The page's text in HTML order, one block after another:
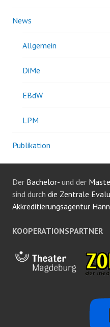
News
Allgemein
DiMe
EBdW
LPM
Publikation
Der Bachelor- und der
sind durch die Zentrale
Akkreditierungsagentur
KOOPERATIONSPARTNER